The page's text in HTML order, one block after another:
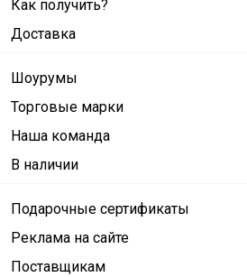
Как получить?
Доставка
Шоурумы
Торговые марки
Наша команда
В наличии
Подарочные сертификаты
Реклама на сайте
Поставщикам